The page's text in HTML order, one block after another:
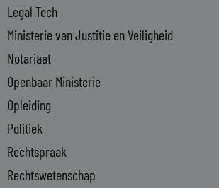
Legal Tech
Ministerie van Justitie en Veiligheid
Notariaat
Openbaar Ministerie
Opleiding
Politiek
Rechtspraak
Rechtswetenschap